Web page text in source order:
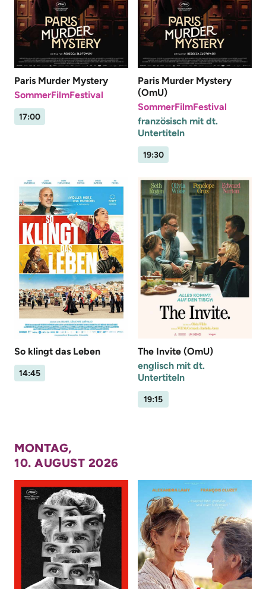
Paris Murder Mystery
SommerFilmFestival
17:00
Paris Murder Mystery
(OmU)
SommerFilmFestival
französisch mit dt.
Untertiteln
19:30
So klingt das Leben
14:45
The Invite (OmU)
englisch mit dt.
Untertiteln
19:15
MONTAG,
10. AUGUST 2026